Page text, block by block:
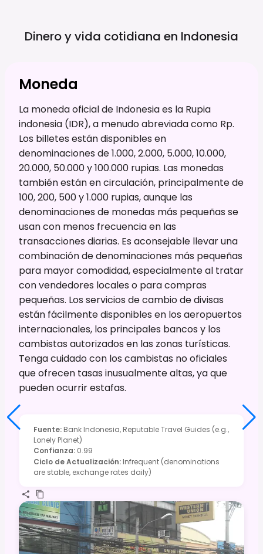
Dinero y vida cotidiana en Indonesia
Moneda
La moneda oficial de Indonesia es la Rupia
indonesia (IDR), a menudo abreviada como Rp.
Los billetes están disponibles en
denominaciones de 1.000, 2.000, 5.000, 10.000,
20.000, 50.000 y 100.000 rupias. Las monedas
también están en circulación, principalmente de
100, 200, 500 y 1.000 rupias, aunque las
denominaciones de monedas más pequeñas se
usan con menos frecuencia en las
transacciones diarias. Es aconsejable llevar una
combinación de denominaciones más pequeñas
para mayor comodidad, especialmente al tratar
con vendedores locales o para compras
pequeñas. Los servicios de cambio de divisas
están fácilmente disponibles en los aeropuertos
internacionales, los principales bancos y los
cambistas autorizados en las zonas turísticas.
Tenga cuidado con los cambistas no oficiales
que ofrecen tasas inusualmente altas, ya que
pueden ocurrir estafas.
Fuente: Bank Indonesia, Reputable Travel Guides (e.g.,
Lonely Planet)
Confianza: 0.99
Ciclo de Actualización: Infrequent (denominations
are stable, exchange rates daily)